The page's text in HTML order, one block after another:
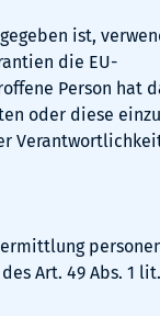
ist,
die EU-
Person hat
oder diese
Art. 49 Abs. 1 lit.